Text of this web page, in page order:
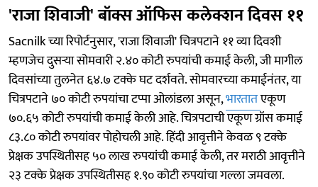
'राजा शिवाजी' बॉक्स ऑफिस कलेक्शन दिवस ११
Sacnilk च्या रिपोर्टनुसार, 'राजा शिवाजी' चित्रपटाने ११ व्या दिवशी
म्हणजेच दुसऱ्या सोमवारी २.४० कोटी रुपयांची कमाई केली, जी मागील
दिवसांच्या तुलनेत ६४.७ टक्के घट दर्शवते. सोमवारच्या कमाईनंतर, या
चित्रपटाने ७० कोटी रुपयांचा टप्पा ओलांडला असून,भारतातएकूण
७०.६५ कोटी रुपयांची कमाई केली आहे. चित्रपटाची एकूण ग्रॉस कमाई
८३.८० कोटी रुपयांवर पोहोचली आहे. हिंदी आवृत्तीने केवळ ९ टक्के
प्रेक्षक उपस्थितीसह ५० लाख रुपयांची कमाई केली, तर मराठी आवृत्तीने
२३ टक्के प्रेक्षक उपस्थितीसह १.९० कोटी रुपयांचा गल्ला जमवला.